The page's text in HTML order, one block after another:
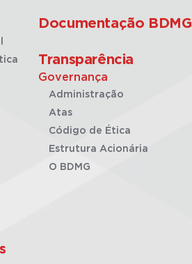
Documentação BDMG
Transparência
Governança
Administração
Atas
Código de Ética
Estrutura Acionária
O BDMG